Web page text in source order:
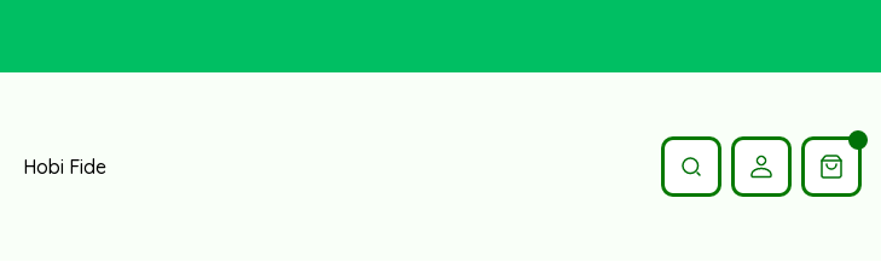
Hobi Fide